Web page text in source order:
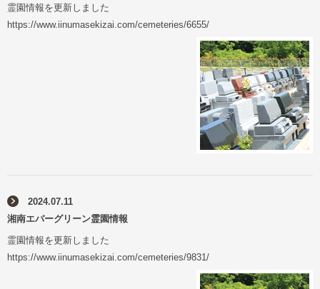
霊園情報を更新しました
https://www.iinumasekizai.com/cemeteries/6655/
2024.07.11
湘南エバーグリーン霊園情報
霊園情報を更新しました
https://www.iinumasekizai.com/cemeteries/9831/